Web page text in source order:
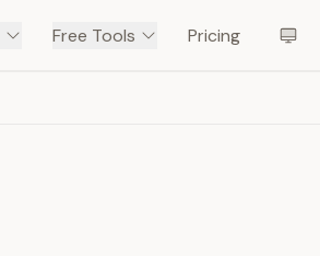
Free Tools Pricing